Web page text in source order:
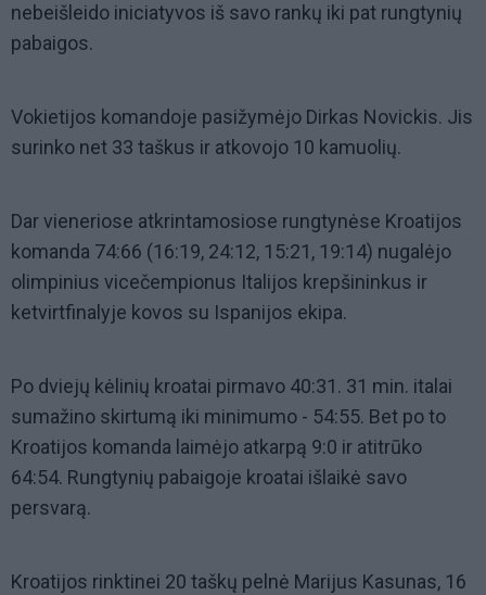
nebeišleido iniciatyvos iš savo rankų iki pat rungtynių
pabaigos.
Vokietijos komandoje pasižymėjo Dirkas Novickis. Jis
surinko net 33 taškus ir atkovojo 10 kamuolių.
Dar vieneriose atkrintamosiose rungtynėse Kroatijos
komanda 74:66 (16:19, 24:12, 15:21, 19:14) nugalėjo
olimpinius vicečempionus Italijos krepšininkus ir
ketvirtfinalyje kovos su Ispanijos ekipa.
Po dviejų kėlinių kroatai pirmavo 40:31. 31 min. italai
sumažino skirtumą iki minimumo - 54:55. Bet po to
Kroatijos komanda laimėjo atkarpą 9:0 ir atitrūko
64:54. Rungtynių pabaigoje kroatai išlaikė savo
persvarą.
Kroatijos rinktinei 20 taškų pelnė Marijus Kasunas, 16